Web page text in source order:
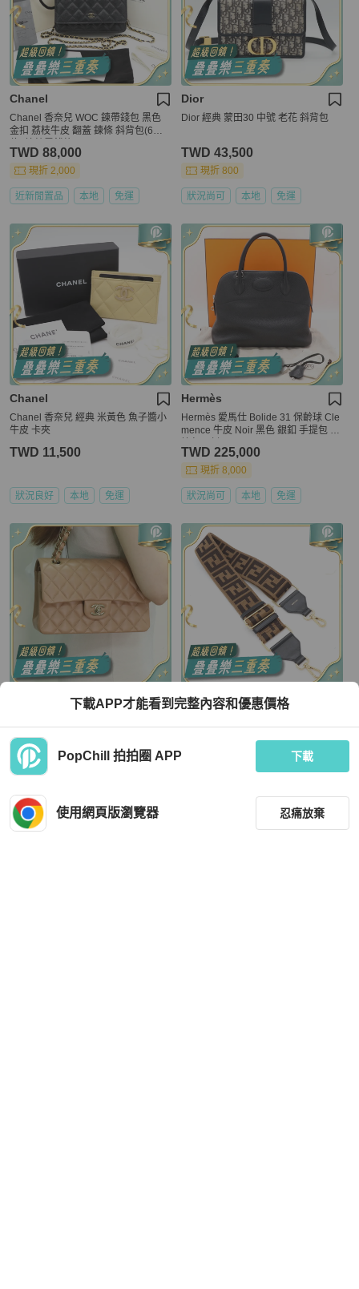
Chanel
Chanel 香奈兒 WOC 鍊帶錢包 黑色
金扣 荔枝牛皮 翻蓋 鍊條 斜背包(6卡
TWD 88,000
現折 2,000
近新閒置品 本地 免運
Dior
Dior 經典 蒙田30 中號 老花 斜背包
TWD 43,500
現折 800
狀況尚可 本地 免運
Chanel
Chanel 香奈兒 經典 米黃色 魚子醬小
牛皮 卡夾
TWD 11,500
狀況良好 本地 免運
Hermès
Hermès 愛馬仕 Bolide 31 保齡球 Cle
mence 牛皮 Noir 黑色 銀釦 手提包 斜
TWD 225,000
現折 8,000
狀況尚可 本地 免運
金釦 鏈條包 斜挎包 單肩包
TWD 275,000
現折 8,000
近新閒置品
Fendi
u 棕黑 FF 緹花帆布×皮革飾邊 包包肩
TWD 8,500
本地 免運
下載APP才能看到完整內容和優惠價格
PopChill 拍拍圈 APP 下載
使用網頁版瀏覽器 忍痛放棄